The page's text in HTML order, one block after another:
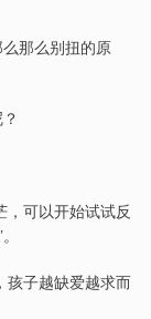
那么别扭的原
可以开始试试反
孩子越缺爱越求而